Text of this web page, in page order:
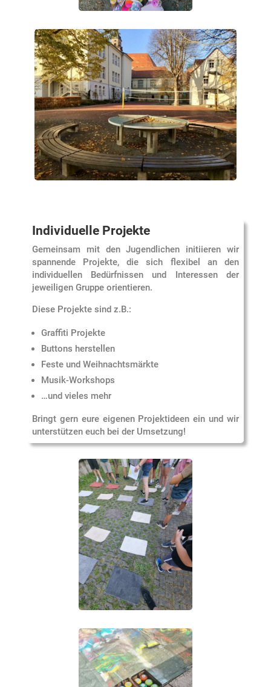
Individuelle Projekte
Gemeinsam mit den Jugendlichen initiieren wir
spannende Projekte, die sich flexibel an den
individuellen Bedürfnissen und Interessen der
jeweiligen Gruppe orientieren.
Diese Projekte sind z.B.:
Graffiti Projekte
Buttons herstellen
Feste und Weihnachtsmärkte
Musik-Workshops
…und vieles mehr
Bringt gern eure eigenen Projektideen ein und wir
unterstützen euch bei der Umsetzung!